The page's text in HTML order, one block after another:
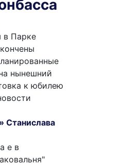
в Парке
нынешний
к юбилею
Станислава
е в